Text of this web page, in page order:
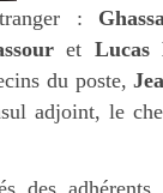
:
et Lucas
du poste,
adjoint, le
des